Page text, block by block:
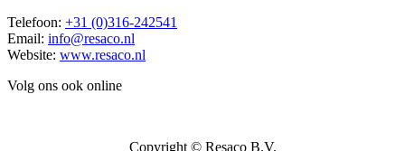
Telefoon: +31 (0)316-242541
Email: info@resaco.nl
Website: www.resaco.nl
Volg ons ook online
Copyright © Resaco B.V.